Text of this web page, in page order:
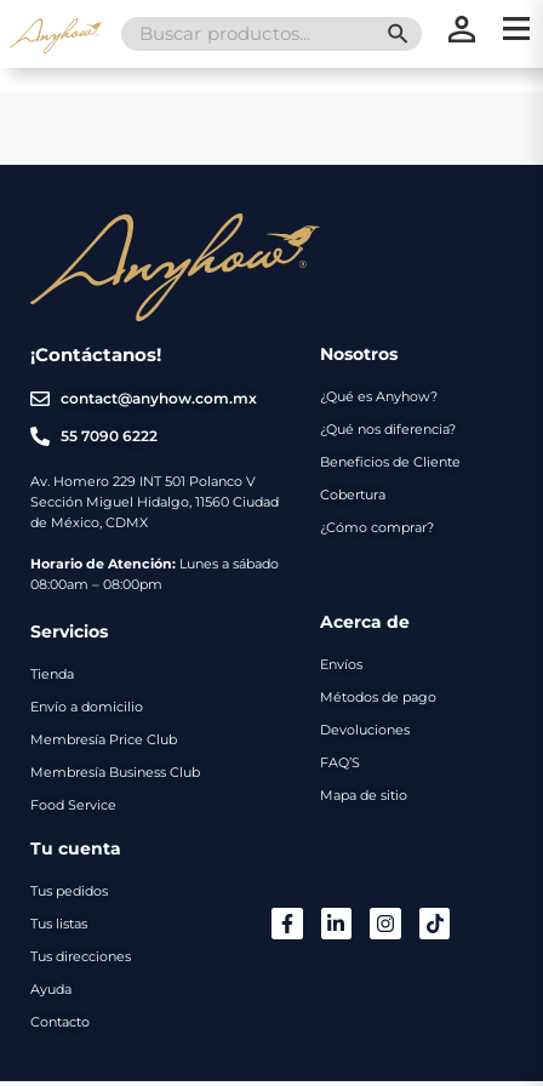
Search
for:
SEARCH
¡Contáctanos!
contact@anyhow.com.mx
55 7090 6222
Av. Homero 229 INT 501 Polanco V
Sección Miguel Hidalgo, 11560 Ciudad
de México, CDMX
Horario de Atención: Lunes a sábado
08:00am – 08:00pm
Nosotros
¿Qué es Anyhow?
¿Qué nos diferencia?
Beneficios de Cliente
Cobertura
¿Cómo comprar?
Servicios
Tienda
Envío a domicilio
Membresía Price Club
Membresía Business Club
Food Service
Acerca de
Envíos
Métodos de pago
Devoluciones
FAQ’S
Mapa de sitio
Tu cuenta
Tus pedidos
Tus listas
Tus direcciones
Ayuda
Contacto
Nosotros
Servicios
Envíos
Métodos
de
Catálogo
Regalos
Contacto